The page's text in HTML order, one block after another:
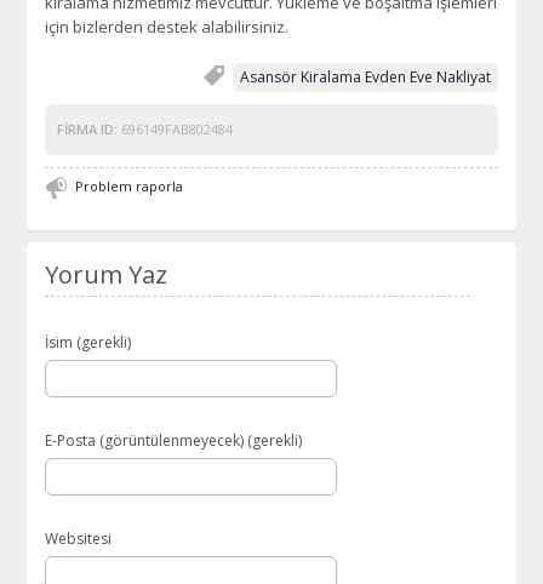
için bizlerden destek alabilirsiniz.
Asansör Kiralama Evden Eve Nakliyat
FIRMA ID: 696149FAB802484
Problem raporla
Yorum Yaz
İsim (gerekli)
E-Posta (görüntülenmeyecek) (gerekli)
Websitesi